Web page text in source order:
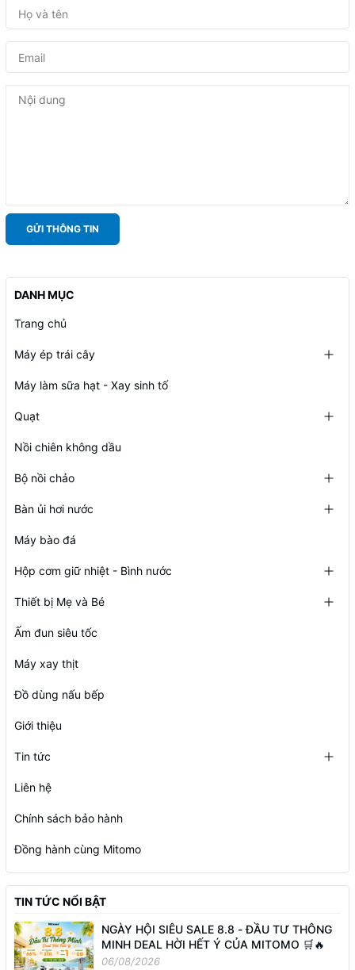
GỬI THÔNG TIN
DANH MỤC
Trang chủ
Máy ép trái cây
Máy làm sữa hạt - Xay sinh tố
Quạt
Nồi chiên không dầu
Bộ nồi chảo
Bàn ủi hơi nước
Máy bào đá
Hộp cơm giữ nhiệt - Bình nước
Thiết bị Mẹ và Bé
Ấm đun siêu tốc
Máy xay thịt
Đồ dùng nấu bếp
Giới thiệu
Tin tức
Liên hệ
Chính sách bảo hành
Đồng hành cùng Mitomo
TIN TỨC NỔI BẬT
NGÀY HỘI SIÊU SALE 8.8 - ĐẦU TƯ THÔNG
MINH DEAL HỜI HẾT Ý CỦA MITOMO 🛒🔥
06/08/2026